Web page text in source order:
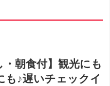
・朝食付】観光にも
も♪遅いチェックイ